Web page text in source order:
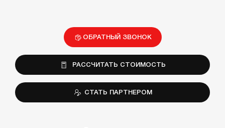
ОБРАТНЫЙ ЗВОНОК
РАССЧИТАТЬ СТОИМОСТЬ
СТАТЬ ПАРТНЕРОМ